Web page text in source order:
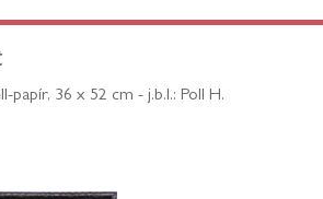
papír, 36 x 52 cm - j.b.l.: Poll H.